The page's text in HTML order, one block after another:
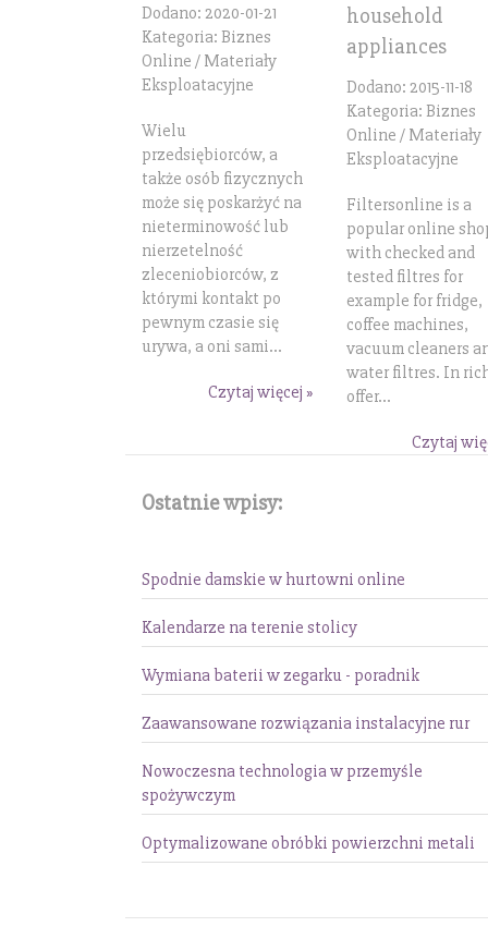
Dodano: 2020-01-21
Kategoria: Biznes
Online / Materiały
Eksploatacyjne
Wielu
przedsiębiorców, a
także osób fizycznych
może się poskarżyć na
nieterminowość lub
nierzetelność
zleceniobiorców, z
którymi kontakt po
pewnym czasie się
urywa, a oni sami...
Czytaj więcej »
household
appliances
Dodano: 2015-11-18
Kategoria: Biznes
Online / Materiały
Eksploatacyjne
Filtersonline is a
popular online
with checked and
tested filtres for
example for fridge,
coffee machines,
vacuum cleaners
water filtres. In
offer...
Czytaj
Ostatnie wpisy:
Spodnie damskie w hurtowni online
Kalendarze na terenie stolicy
Wymiana baterii w zegarku - poradnik
Zaawansowane rozwiązania instalacyjne rur
Nowoczesna technologia w przemyśle
spożywczym
Optymalizowane obróbki powierzchni metali